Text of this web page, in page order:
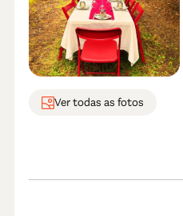
Ver todas as fotos